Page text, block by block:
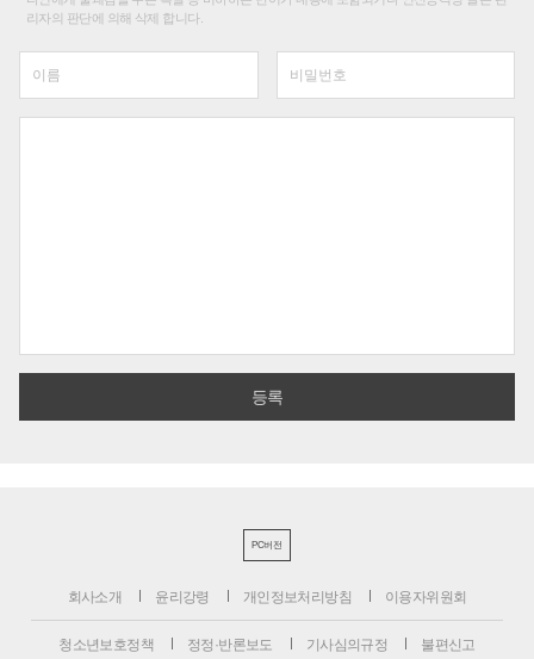
리자의 판단에 의해 삭제 합니다.
PC버전
회사소개 윤리강령 개인정보처리방침 이용자위원회
청소년보호정책 정정·반론보도 기사심의규정 불편신고